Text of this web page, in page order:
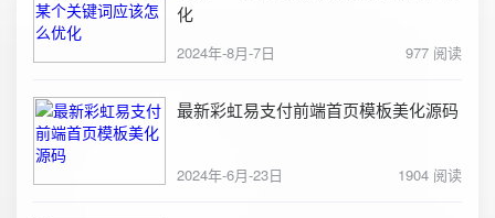
化
2024年-8月-7日 977 阅读
最新彩虹易支付前端首页模板美化源码
2024年-6月-23日 1904 阅读